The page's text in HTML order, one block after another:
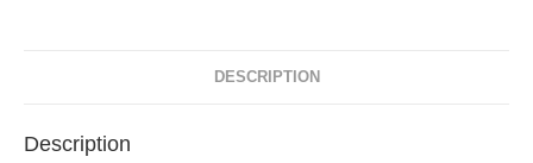
DESCRIPTION
Description